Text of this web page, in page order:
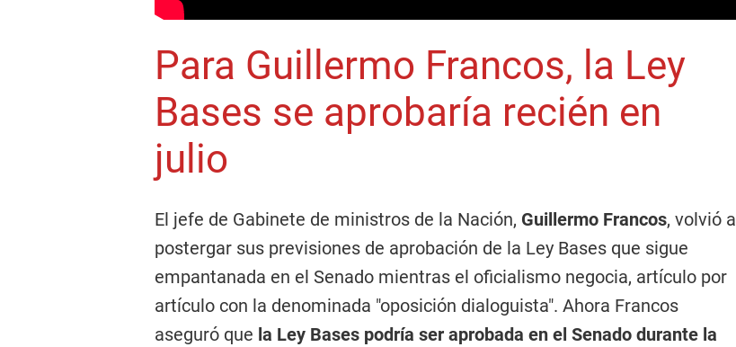
Para Guillermo Francos, la Ley
Bases se aprobaría recién en
julio
El jefe de Gabinete de ministros de la Nación, Guillermo Francos, volvió a
postergar sus previsiones de aprobación de la Ley Bases que sigue
empantanada en el Senado mientras el oficialismo negocia, artículo por
artículo con la denominada "oposición dialoguista". Ahora Francos
aseguró que la Ley Bases podría ser aprobada en el Senado durante la